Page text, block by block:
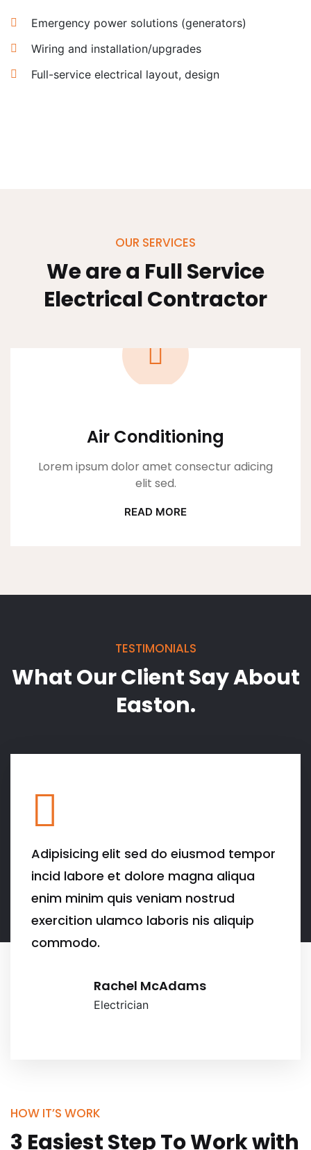
Emergency power solutions (generators)
Wiring and installation/upgrades
Full-service electrical layout, design
OUR SERVICES
We are a Full Service
ElectricalContractor
Heating Service
Lorem ipsum dolor amet consectur adicing
elit sed.
READ MORE
TESTIMONIALS
What Our Client SayAbout
Easton.
Adipisicing elit sed do eiusmod
incid labore et dolore magna
enim minim quis veniam nostrud
exercition ulamco laboris nis
Jhon Haris
HOW IT’S WORK
3 Easiest Step To Work with